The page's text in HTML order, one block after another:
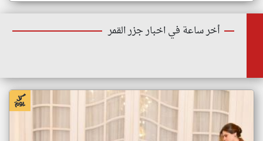
أخر ساعة في اخبار جزر القمر